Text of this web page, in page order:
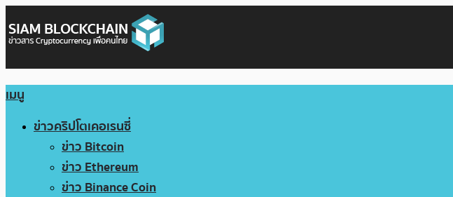
เมนู
ข่าวคริปโตเคอเรนซี่
ข่าว Bitcoin
ข่าว Ethereum
ข่าว Binance Coin